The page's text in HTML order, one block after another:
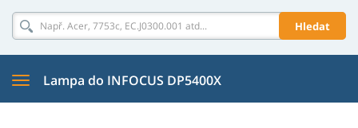
Hledat
Lampa do INFOCUS DP5400X